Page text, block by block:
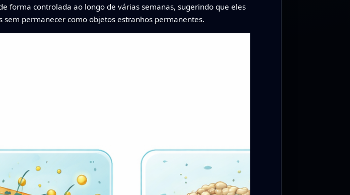
forma controlada ao longo de várias semanas, sugerindo que eles
permanecer como objetos estranhos permanentes.